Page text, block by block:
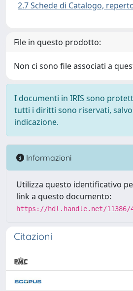
2.7 Schede di Catalogo,
File in questo prodotto:
Non ci sono file associati a
I documenti in IRIS sono
tutti i diritti sono riservati,
indicazione.
Informazioni
Utilizza questo identificativo
link a questo documento:
https://hdl.handle.net/11386/
Citazioni